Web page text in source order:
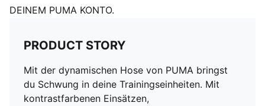
DEINEM PUMA KONTO.
PRODUCT STORY
Mit der dynamischen Hose von PUMA bringst
du Schwung in deine Trainingseinheiten. Mit
kontrastfarbenen Einsätzen,